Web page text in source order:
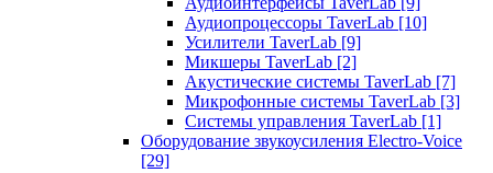
Аудиопроцессоры TaverLab [10]
Усилители TaverLab [9]
Микшеры TaverLab [2]
Акустические системы TaverLab [7]
Микрофонные системы TaverLab [3]
Системы управления TaverLab [1]
Оборудование звукоусиления Electro-Voice
[29]